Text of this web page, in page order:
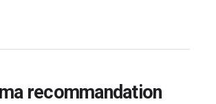
recommandation